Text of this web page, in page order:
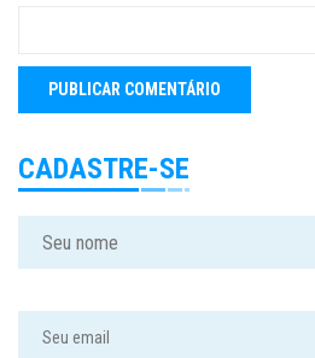
CADASTRE-SE